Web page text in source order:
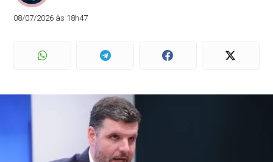
08/07/2026 às 18h47